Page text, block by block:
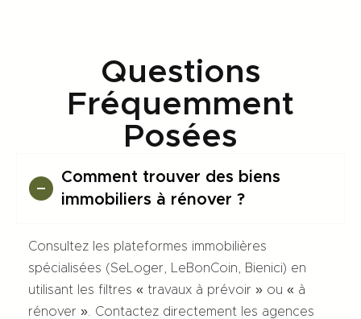
Questions
Fréquemment
Posées
Comment trouver des biens
immobiliers à rénover ?
Consultez les plateformes immobilières
spécialisées (SeLoger, LeBonCoin, Bienici) en
utilisant les filtres « travaux à prévoir » ou « à
rénover ». Contactez directement les agences